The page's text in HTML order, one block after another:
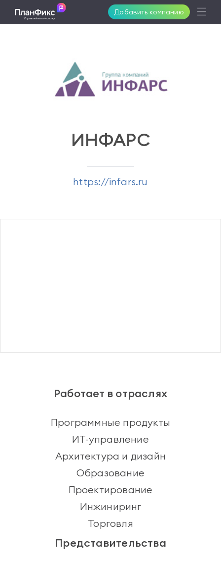
Добавить компанию
https://infars.ru
ИНФАРС
Работает в отраслях
Программные продукты
ИТ-управление
Архитектура и дизайн
Образование
Проектирование
Инжиниринг
Торговля
Представительства